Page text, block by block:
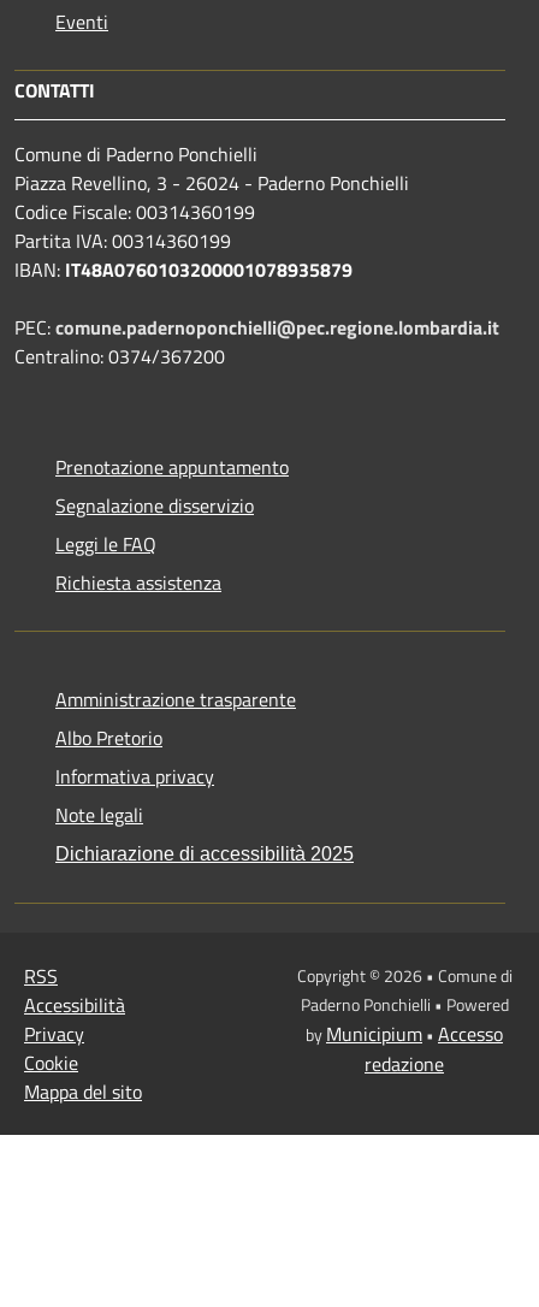
Eventi
CONTATTI
Comune di Paderno Ponchielli
Piazza Revellino, 3 - 26024 - Paderno Ponchielli
Codice Fiscale: 00314360199
Partita IVA: 00314360199
IBAN: IT48A0760103200001078935879
PEC:comune.padernoponchielli@pec.regione.lombardia.it
Centralino: 0374/367200
Prenotazione appuntamento
Segnalazione disservizio
Leggi le FAQ
Richiesta assistenza
Amministrazione trasparente
Albo Pretorio
Informativa privacy
Note legali
Dichiarazione di accessibilità 2025
RSS
Accessibilità
Privacy
Cookie
Mappa del sito
Copyright © 2026 • Comune di
Paderno Ponchielli • Powered
byMunicipium• Accesso
redazione